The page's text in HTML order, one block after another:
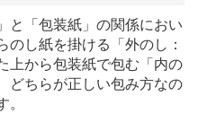
と「包装紙」の関係におい
し紙を掛ける「外のし：
上から包装紙で包む「内の
どちらが正しい包み方なの